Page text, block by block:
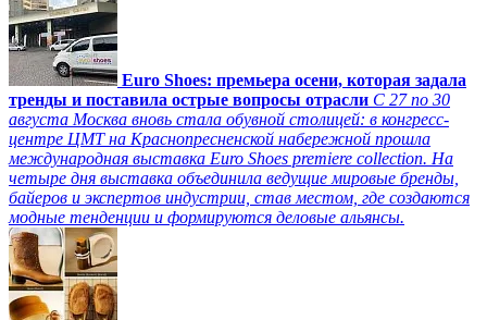
Euro Shoes: премьера осени, которая задала
тренды и поставила острые вопросы отрасли С 27 по 30
августа Москва вновь стала обувной столицей: в конгресс-
центре ЦМТ на Краснопресненской набережной прошла
международная выставка Euro Shoes premiere collection. На
четыре дня выставка объединила ведущие мировые бренды,
байеров и экспертов индустрии, став местом, где создаются
модные тенденции и формируются деловые альянсы.